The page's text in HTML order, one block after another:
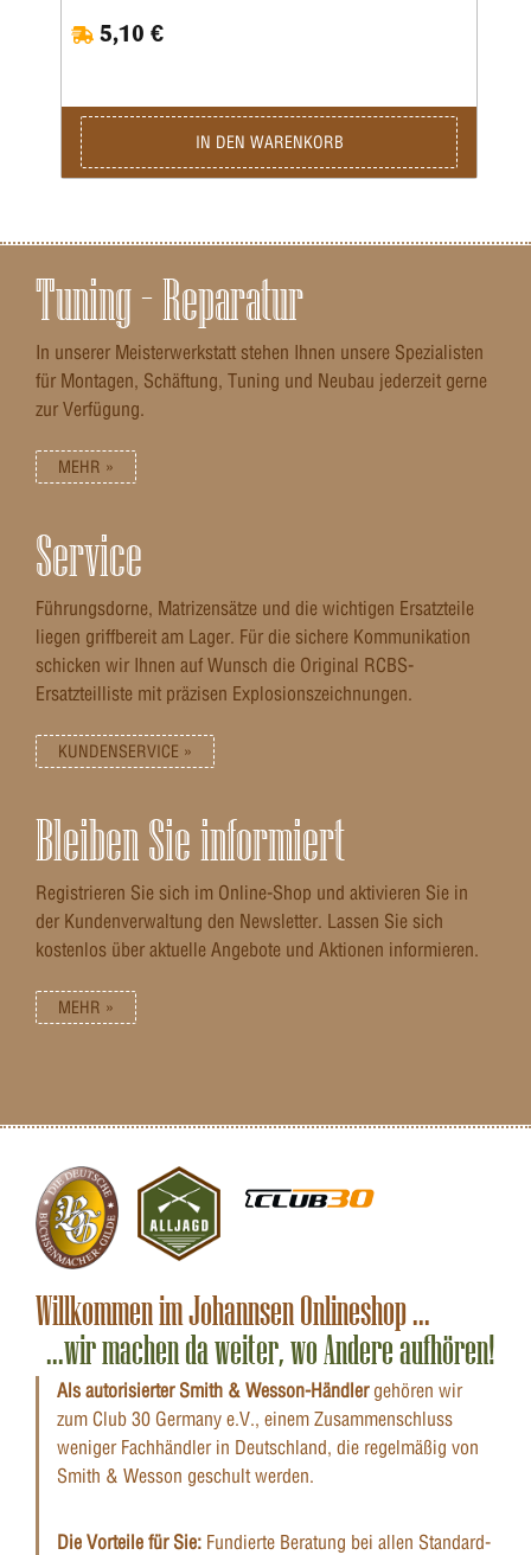
5,10 €
IN DEN WARENKORB
Tuning – Reparatur
In unserer Meisterwerkstatt stehen Ihnen unsere Spezialisten
für Montagen, Schäftung, Tuning und Neubau jederzeit gerne
zur Verfügung.
MEHR »
Service
Führungsdorne, Matrizensätze und die wichtigen Ersatzteile
liegen griffbereit am Lager. Für die sichere Kommunikation
schicken wir Ihnen auf Wunsch die Original RCBS-
Ersatzteilliste mit präzisen Explosionszeichnungen.
KUNDENSERVICE »
Bleiben Sie informiert
Registrieren Sie sich im Online-Shop und aktivieren Sie in
der Kundenverwaltung den Newsletter. Lassen Sie sich
kostenlos über aktuelle Angebote und Aktionen informieren.
MEHR »
Willkommen im Johannsen Onlineshop ...
...wir machen da weiter, wo Andere aufhören!
Als autorisierter Smith & Wesson-Händlergehören wir
zum Club 30 Germany e.V., einem Zusammenschluss
weniger Fachhändler in Deutschland, die regelmäßig von
Smith & Wesson geschult werden.
Die Vorteile für Sie: Fundierte Beratung bei allen Standard-